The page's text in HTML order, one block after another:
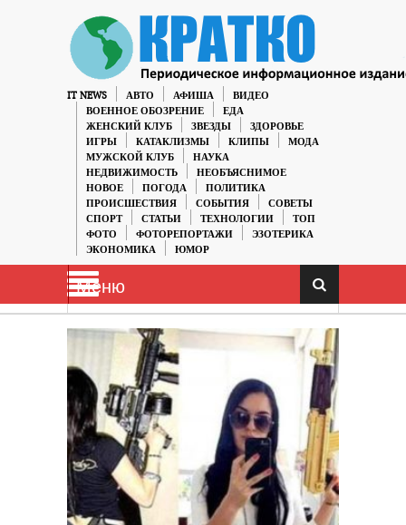
IT NEWS АВТО АФИША
ВИДЕО
ВОЕННОЕ ОБОЗРЕНИЕ
ЕДА
ЖЕНСКИЙ КЛУБ
ЗВЕЗДЫ
ЗДОРОВЬЕ
ИГРЫ
КАТАКЛИЗМЫ КЛИПЫ
МОДА
МУЖСКОЙ КЛУБ
НАУКА
НЕДВИЖИМОСТЬ
НЕОБЪЯСНИМОЕ
НОВОЕ
ПОГОДА
ПОЛИТИКА
ПРОИСШЕСТВИЯ
СОБЫТИЯ
СОВЕТЫ
СПОРТ
СТАТЬИ ТЕХНОЛОГИИ
ТОП
ФОТО
ФОТОРЕПОРТАЖИ
ЭЗОТЕРИКА
ЭКОНОМИКА
ЮМОР
Меню